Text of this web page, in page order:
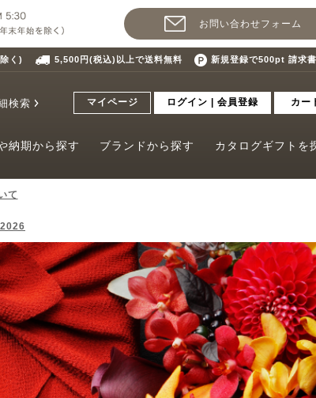
お問い合わせフォーム
く) 5,500円(税込)以上で送料無料 新規登録で500pt 請求
検索 マイページ ログイン | 会員登録 カー
納期から探す ブランドから探す カタログギフトを
て